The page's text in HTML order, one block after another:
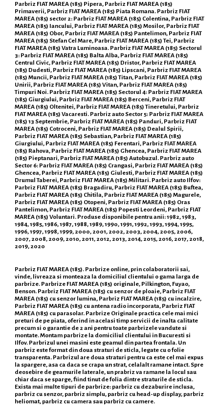
Parbriz FIAT MAREA (185) Pipera, Parbriz FIAT MAREA (185)
Primaverii, Parbriz FIAT MAREA (185) Piata Romana. Parbriz FIAT
MAREA (185) sector 2: Parbriz FIAT MAREA (185) Colentina, Parbriz FIAT
MAREA (185) Iancului, Parbriz FIAT MAREA (185) Mosilor, Parbriz FIAT
MAREA (185) Obor, Parbriz FIAT MAREA (185) Pantelimon, Parbriz FIAT
MAREA (185) Stefan Cel Mare, Parbriz FIAT MAREA (185) Tei, Parbriz
FIAT MAREA (185) Vatra Luminoasa. Parbriz FIAT MAREA (185) Sectorul
3: Parbriz FIAT MAREA (185) Balta Alba, Parbriz FIAT MAREA (185)
Centrul Civic, Parbriz FIAT MAREA (185) Dristor, Parbriz FIAT MAREA
(185) Dudesti, Parbriz FIAT MAREA (185) Lipscani, Parbriz FIAT MAREA
(185) Muncii, Parbriz FIAT MAREA (185) Titan, Parbriz FIAT MAREA (185)
Unirii, Parbriz FIAT MAREA (185) Vitan, Parbriz FIAT MAREA (185)
Timpuri Noi. Parbriz FIAT MAREA (185) Sectorul 4: Parbriz FIAT MAREA
(185) Giurgiului, Parbriz FIAT MAREA (185) Berceni, Parbriz FIAT
MAREA (185) Oltenitei, Parbriz FIAT MAREA (185) Tineretului, Parbriz
FIAT MAREA (185) Vacaresti. Parbriz auto Sector 5: Parbriz FIAT MAREA
(185) 13 Septembrie, Parbriz FIAT MAREA (185) Panduri, Parbriz FIAT
MAREA (185) Cotroceni, Parbriz FIAT MAREA (185) Dealul Spirii,
Parbriz FIAT MAREA (185) Sebastian, Parbriz FIAT MAREA (185)
Giurgiului, Parbriz FIAT MAREA (185) Ferentari, Parbriz FIAT MAREA
(185) Rahova, Parbriz FIAT MAREA (185) Ghencea, Parbriz FIAT MAREA
(185) Pieptanari, Parbriz FIAT MAREA (185) Autobuzul. Parbriz auto
Sector 6: Parbriz FIAT MAREA (185) Crangasi, Parbriz FIAT MAREA (185)
Ghencea, Parbriz FIAT MAREA (185) Giulesti, Parbriz FIAT MAREA (185)
Drumul Taberei, Parbriz FIAT MAREA (185) Militari. Parbriz auto Ilfov:
Parbriz FIAT MAREA (185) Bragadiru, Parbriz FIAT MAREA (185) Buftea,
Parbriz FIAT MAREA (185) Chitila, Parbriz FIAT MAREA (185) Magurele,
Parbriz FIAT MAREA (185) Otopeni, Parbriz FIAT MAREA (185) Oras
Pantelimon, Parbriz FIAT MAREA (185) Popesti Leordeni, Parbriz FIAT
MAREA (185) Voluntari. Produse disponibile pentru anii: 1982, 1983,
1984, 1985, 1986, 1987, 1988, 1989, 1990, 1991, 1992, 1993, 1994, 1995,
1996, 1997, 1998, 1999, 2000, 2001, 2002, 2003, 2004, 2005, 2006,
2007, 2008, 2009, 2010, 2011, 2012, 2013, 2014, 2015, 2016, 2017, 2018,
2019, 2020
Parbriz FIAT MAREA (185). Parbrize online, prin colaboratorii sai,
vinde, livreaza si monteaza la domiciliul clientului o gama larga de
parbrize. Parbrize FIAT MAREA (185) originale, Pilkington, Fuyao,
Benson. Parbriz FIAT MAREA (185) cu senzor de ploaie, Parbriz FIAT
MAREA (185) cu senzor lumina, Parbriz FIAT MAREA (185) cu incalzire,
Parbriz FIAT MAREA (185) cu antena radio incorporata, Parbriz FIAT
MAREA (185) cu parasolar. Parbrize Originale practica cele mai mici
preturi de pe piata, oferind in acelasi timp servicii de inalta calitate
precum si o garantie de 2 ani pentru toate parbrizele vandute si
montate. Montam parbrize la domiciliul clientului in Bucuresti si
Ilfov. Parbrizul unei masini este geamul din partea frontala. Un
parbriz este format din doua straturi de sticla, legate cu o folie
transparenta. Parbrizul are doua straturi pentru ca este cel mai expus
la spargere, asa ca daca se crapa un strat, celalalt ramane intact. Spre
deosebire de geamurile laterale, un prabriz va ramane la locul sau
chiar daca se sparge, fiind tinut de folia dintre straturile de sticla.
Exista mai multe tipuri de parbrize: parbriz cu dezaburire inclusa,
parbriz cu senzor, parbriz simplu, parbriz cu head-up display, parbriz
heliomat, parbriz cu camera sau parbriz cu camere.